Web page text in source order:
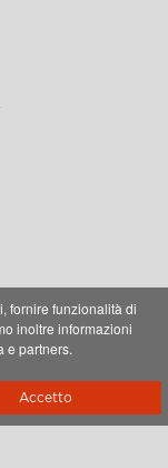
fornire funzionalità di
inoltre informazioni
e partners.
Accetto